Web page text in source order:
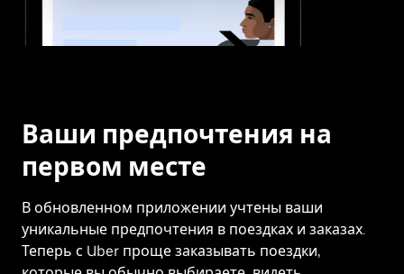
Ваши предпочтения на
первом месте
В обновленном приложении учтены ваши
уникальные предпочтения в поездках и заказах.
Теперь с Uber проще заказывать поездки,